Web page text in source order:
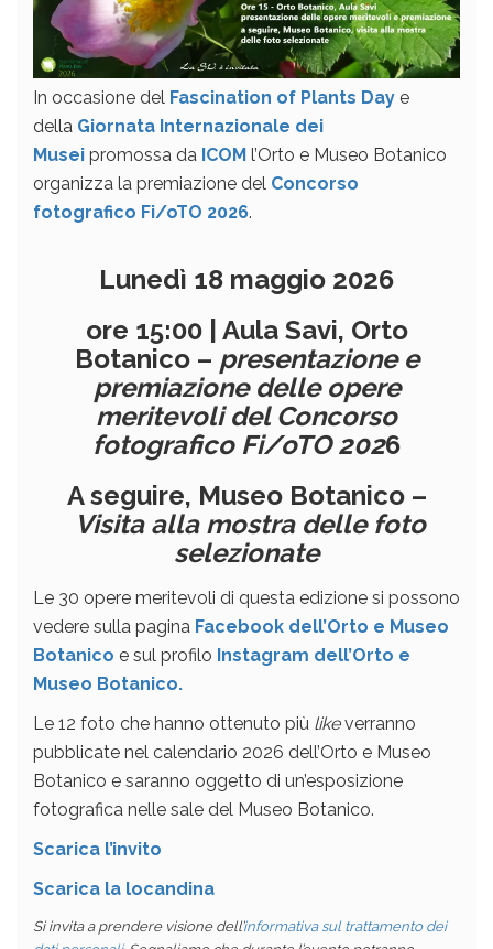
In occasione del Fascination of Plants Day e
della Giornata Internazionale dei
Musei promossa da ICOM l’Orto e Museo Botanico
organizza la premiazione del Concorso
fotografico Fi/oTO 2026.
Lunedì 18 maggio 2026
ore 15:00 | Aula Savi, Orto
Botanico – presentazione e
premiazione delle opere
meritevoli del Concorso
fotografico Fi/oTO 2026
A seguire, Museo Botanico –
Visita alla mostra delle foto
selezionate
Le 30 opere meritevoli di questa edizione si possono
vedere sulla pagina Facebook dell’Orto e Museo
Botanico e sul profilo Instagram dell’Orto e
Museo Botanico.
Le 12 foto che hanno ottenuto più likeverranno
pubblicate nel calendario 2026 dell’Orto e Museo
Botanico e saranno oggetto di un’esposizione
fotografica nelle sale del Museo Botanico.
Scarica l’invito
Scarica la locandina
Si invita a prendere visione dell’informativa sul trattamento dei